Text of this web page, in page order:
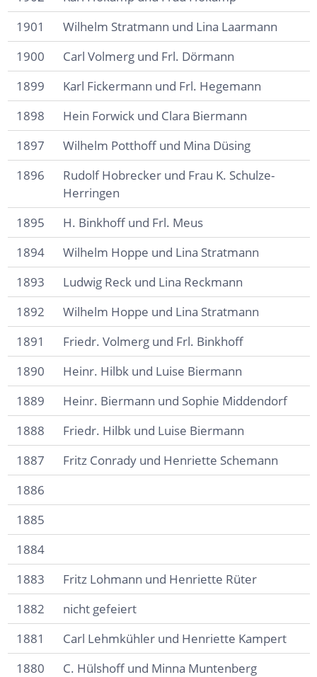
1901
Wilhelm Stratmann und Lina Laarmann
1900
Carl Volmerg und Frl. Dörmann
1899
Karl Fickermann und Frl. Hegemann
1898
Hein Forwick und Clara Biermann
1897
Wilhelm Potthoff und Mina Düsing
1896
Rudolf Hobrecker und Frau K. Schulze-
Herringen
1895
H. Binkhoff und Frl. Meus
1894
Wilhelm Hoppe und Lina Stratmann
1893
Ludwig Reck und Lina Reckmann
1892
Wilhelm Hoppe und Lina Stratmann
1891
Friedr. Volmerg und Frl. Binkhoff
1890
Heinr. Hilbk und Luise Biermann
1889
Heinr. Biermann und Sophie Middendorf
1888
Friedr. Hilbk und Luise Biermann
1887
Fritz Conrady und Henriette Schemann
1886
1885
1884
1883
Fritz Lohmann und Henriette Rüter
1882
nicht gefeiert
1881
Carl Lehmkühler und Henriette Kampert
1880
C. Hülshoff und Minna Muntenberg